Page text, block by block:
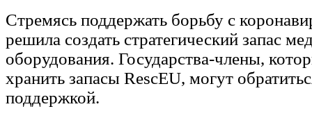
Стремясь поддержать борьбу с
решила создать стратегический запас
оборудования. Государства-члены,
хранить запасы RescEU, могут
поддержкой.